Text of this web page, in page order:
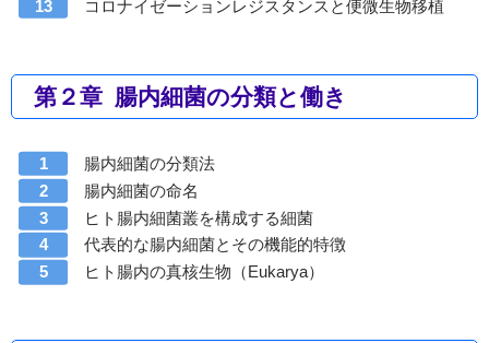
コロナイゼーションレジスタンスと便微生物移植
第２章 腸内細菌の分類と働き
腸内細菌の分類法
腸内細菌の命名
ヒト腸内細菌叢を構成する細菌
代表的な腸内細菌とその機能的特徴
ヒト腸内の真核生物（Eukarya）